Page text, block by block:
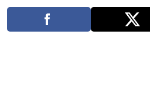
Destinations
City break
Voyage nature
Voyage de noces
Climat